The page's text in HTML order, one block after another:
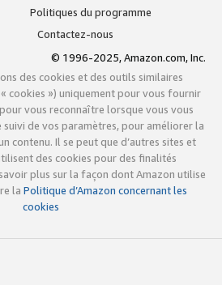
Politiques du programme
Contactez-nous
© 1996-2025, Amazon.com, Inc.
des cookies et des outils similaires
cookies ») uniquement pour vous fournir
vous reconnaître lorsque vous vous
suivi de vos paramètres, pour améliorer la
contenu. Il se peut que d’autres sites et
des cookies pour des finalités
plus sur la façon dont Amazon utilise
la Politique d’Amazon concernant les
cookies